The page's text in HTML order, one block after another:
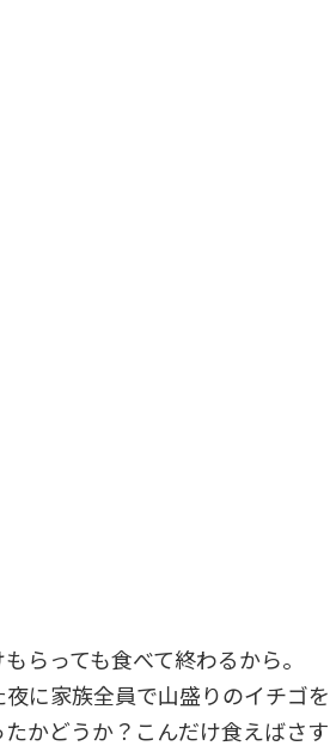
らっても食べて終わるから。
に家族全員で山盛りのイチゴを
かどうか？こんだけ食えばさす